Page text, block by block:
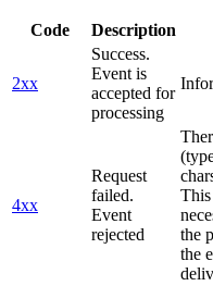
Code Description
2xx
Success.
Event is
accepted for
processing
4xx
Request
failed.
Event
rejected
This
the
the